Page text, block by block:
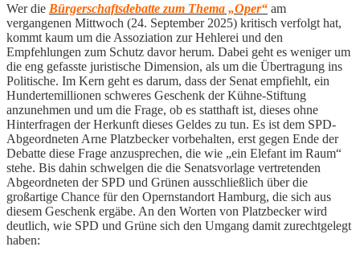
Wer die Bürgerschaftsdebatte zum Thema „Oper“ am
vergangenen Mittwoch (24. September 2025) kritisch verfolgt hat,
kommt kaum um die Assoziation zur Hehlerei und den
Empfehlungen zum Schutz davor herum. Dabei geht es weniger um
die eng gefasste juristische Dimension, als um die Übertragung ins
Politische. Im Kern geht es darum, dass der Senat empfiehlt, ein
Hundertemillionen schweres Geschenk der Kühne-Stiftung
anzunehmen und um die Frage, ob es statthaft ist, dieses ohne
Hinterfragen der Herkunft dieses Geldes zu tun. Es ist dem SPD-
Abgeordneten Arne Platzbecker vorbehalten, erst gegen Ende der
Debatte diese Frage anzusprechen, die wie „ein Elefant im Raum“
stehe. Bis dahin schwelgen die die Senatsvorlage vertretenden
Abgeordneten der SPD und Grünen ausschließlich über die
großartige Chance für den Opernstandort Hamburg, die sich aus
diesem Geschenk ergäbe. An den Worten von Platzbecker wird
deutlich, wie SPD und Grüne sich den Umgang damit zurechtgelegt
haben: